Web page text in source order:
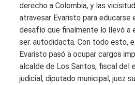
derecho a Colombia, y las
atravesar Evaristo para educarse
desafío que finalmente lo llevó a
ser. autodidacta. Con todo esto,
Evaristo pasó a ocupar cargos
alcalde de Los Santos, fiscal del
judicial, diputado municipal, juez